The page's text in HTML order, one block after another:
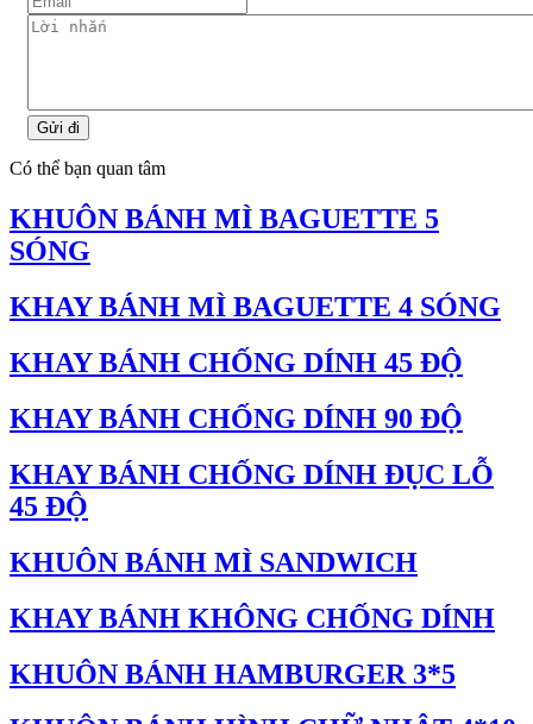
Gửi đi
Có thể bạn quan tâm
KHUÔN BÁNH MÌ BAGUETTE 5
SÓNG
KHAY BÁNH MÌ BAGUETTE 4 SÓNG
KHAY BÁNH CHỐNG DÍNH 45 ĐỘ
KHAY BÁNH CHỐNG DÍNH 90 ĐỘ
KHAY BÁNH CHỐNG DÍNH ĐỤC LỖ
45 ĐỘ
KHUÔN BÁNH MÌ SANDWICH
KHAY BÁNH KHÔNG CHỐNG DÍNH
KHUÔN BÁNH HAMBURGER 3*5